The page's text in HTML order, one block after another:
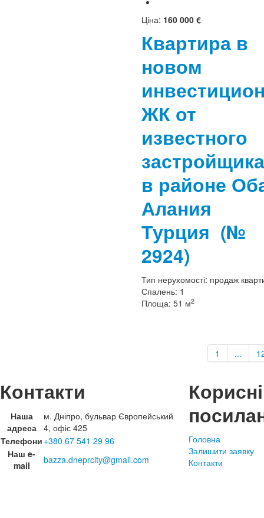
Ціна: 160 000 €
Квартира в
новом
ЖК от
известного
застройщика
в районе
Алания
Турция (№
2924)
Тип нерухомості: продаж
Спалень: 1
Площа: 51 м2
1 ...
Контакти
Наша
адреса
м. Дніпро, бульвар Європейський
4, офіс 425
Телефони +380 67 541 29 96
Наш e-
mail
bazza.dneprcity@gmail.com
Корисні
Головна
Залишити заявку
Контакти